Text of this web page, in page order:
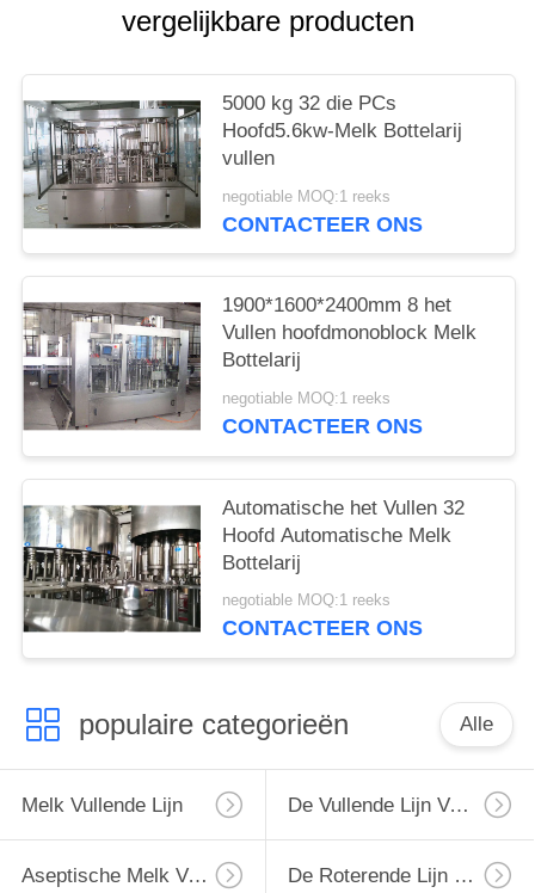
vergelijkbare producten
5000 kg 32 die PCs
Hoofd5.6kw-Melk Bottelarij
vullen
negotiable MOQ:1 reeks
CONTACTEER ONS
1900*1600*2400mm 8 het
Vullen hoofdmonoblock Melk
Bottelarij
negotiable MOQ:1 reeks
CONTACTEER ONS
Automatische het Vullen 32
Hoofd Automatische Melk
Bottelarij
negotiable MOQ:1 reeks
CONTACTEER ONS
populaire categorieën Alle
Melk Vullende Lijn De Vullende Lijn Van De Monoblockmelk
Aseptische Melk Vullende Lijn De Roterende Lijn Van Het Melkflessenvullen